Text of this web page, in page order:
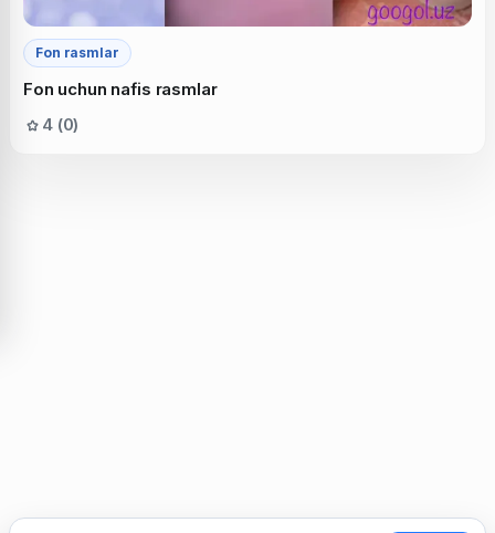
Fon rasmlar
Fon uchun nafis rasmlar
4 (0)